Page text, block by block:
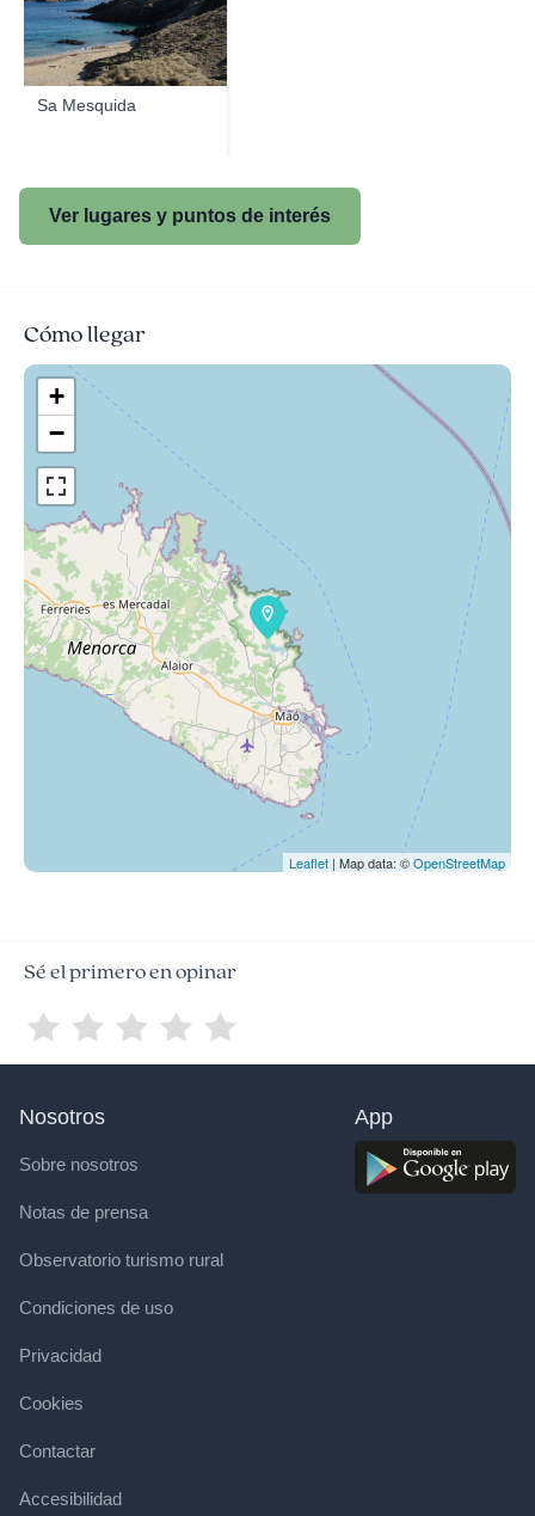
Sa Mesquida
Ver lugares y puntos de interés
Cómo llegar
+
−
Leaflet | Map data: ©OpenStreetMap
Sé el primero en opinar
Nosotros
Sobre nosotros
Notas de prensa
Observatorio turismo rural
Condiciones de uso
Privacidad
Cookies
Contactar
Accesibilidad
App